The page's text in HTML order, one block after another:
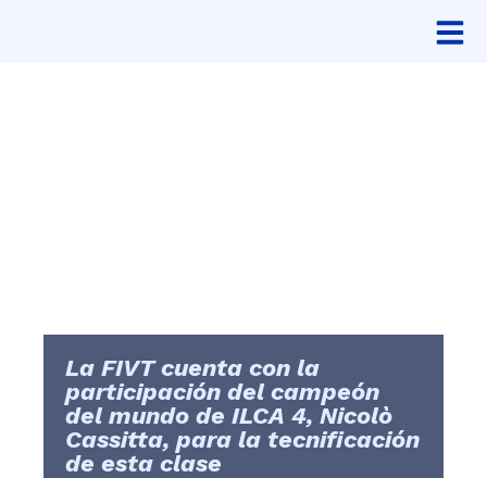
La FIVT cuenta con la
participación del campeón
del mundo de ILCA 4, Nicolò
Cassitta, para la tecnificación
de esta clase